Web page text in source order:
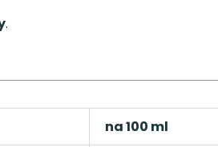
.
na 100 ml